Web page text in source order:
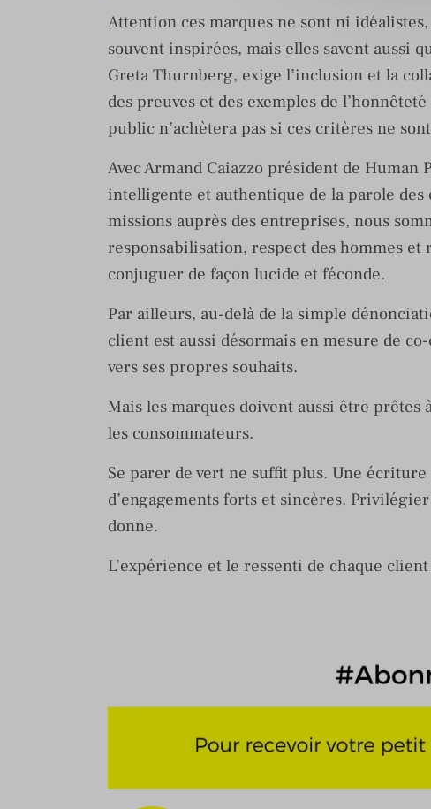
Attention ces marques ne sont ni
souvent inspirées, mais elles savent aussi
Greta Thurnberg, exige l’inclusion et la
des preuves et des exemples de
public n’achètera pas si ces critères ne
Avec Armand Caiazzo président de
intelligente et authentique de la parole des
missions auprès des entreprises, nous
responsabilisation, respect des hommes
conjuguer de façon lucide et féconde.
Par ailleurs, au-delà de la simple
client est aussi désormais en mesure de
vers ses propres souhaits.
Mais les marques doivent aussi être
les consommateurs.
Se parer de vert ne suffit plus. Une
d’engagements forts et sincères.
donne.
L’expérience et le ressenti de chaque